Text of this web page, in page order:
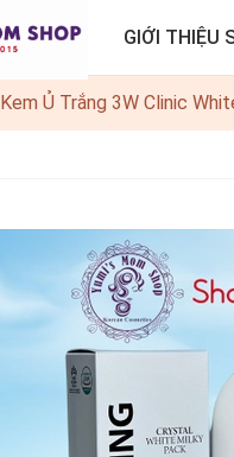
GIỚI THIỆU
Kem Ủ Trắng 3W Clinic